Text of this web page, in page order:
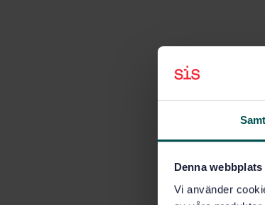
Denna
Vi använder